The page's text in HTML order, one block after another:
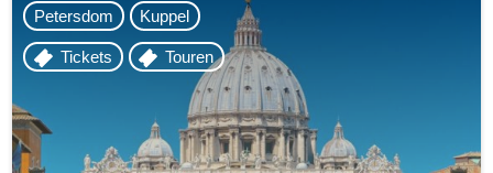
Petersdom Kuppel
Tickets Touren